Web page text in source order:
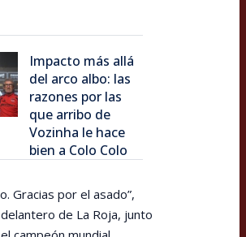
Impacto más allá
del arco albo: las
razones por las
que arribo de
Vozinha le hace
bien a Colo Colo
Gracias por el asado”,
de La Roja, junto